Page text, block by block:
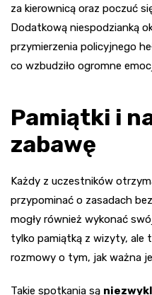
za kierownicą oraz poczuć
Dodatkową niespodzianką
przymierzenia policyjnego
co wzbudziło ogromne
Pamiątki i
zabawę
Każdy z uczestników
przypominać o zasadach
mogły również wykonać
tylko pamiątką z wizyty, ale
rozmowy o tym, jak ważna
Takie spotkania są